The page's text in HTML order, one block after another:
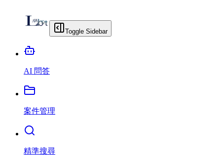
Toggle Sidebar
AI 問答
案件管理
精準搜尋